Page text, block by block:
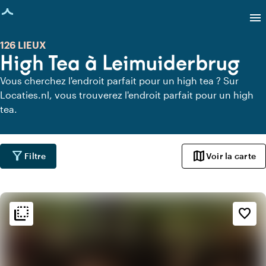
chargée
menu
High Tea à Leimuiderbrug
126 LIEUX
Vous cherchez l'endroit parfait pour un high tea ? Sur
Locaties.nl, vous trouverez l'endroit parfait pour un high
tea.
filter_alt Filtre mapVoir la carte
flip_to_back favorite_border
flip_to_back Ambiance
info
Chaleureux